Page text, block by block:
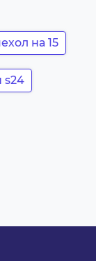
на 15
s24